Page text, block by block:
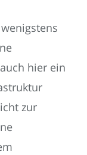
hier ein
zur